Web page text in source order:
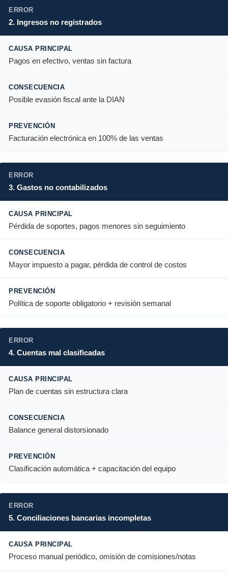
2. Ingresos no registrados
Pagos en efectivo, ventas sin factura
Posible evasión fiscal ante la DIAN
Facturación electrónica en 100% de las ventas
3. Gastos no contabilizados
Pérdida de soportes, pagos menores sin seguimiento
Mayor impuesto a pagar, pérdida de control de costos
Política de soporte obligatorio + revisión semanal
4. Cuentas mal clasificadas
Plan de cuentas sin estructura clara
Balance general distorsionado
Clasificación automática + capacitación del equipo
5. Conciliaciones bancarias incompletas
Proceso manual periódico, omisión de comisiones/notas